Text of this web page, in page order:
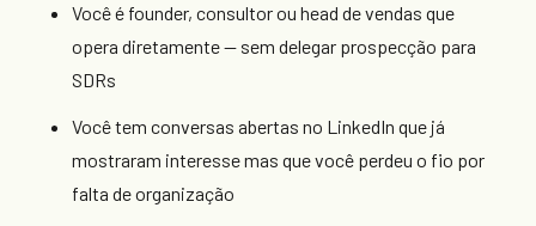
Você é founder, consultor ou head de vendas que
opera diretamente — sem delegar prospecção para
SDRs
Você tem conversas abertas no LinkedIn que já
mostraram interesse mas que você perdeu o fio por
falta de organização